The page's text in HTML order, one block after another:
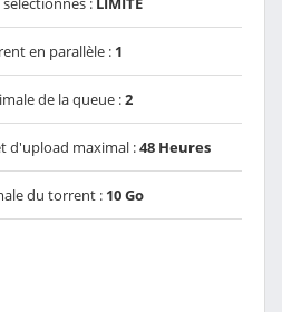
en parallèle : 1
de la queue :2
d'upload maximal :48 Heures
du torrent : 10 Go